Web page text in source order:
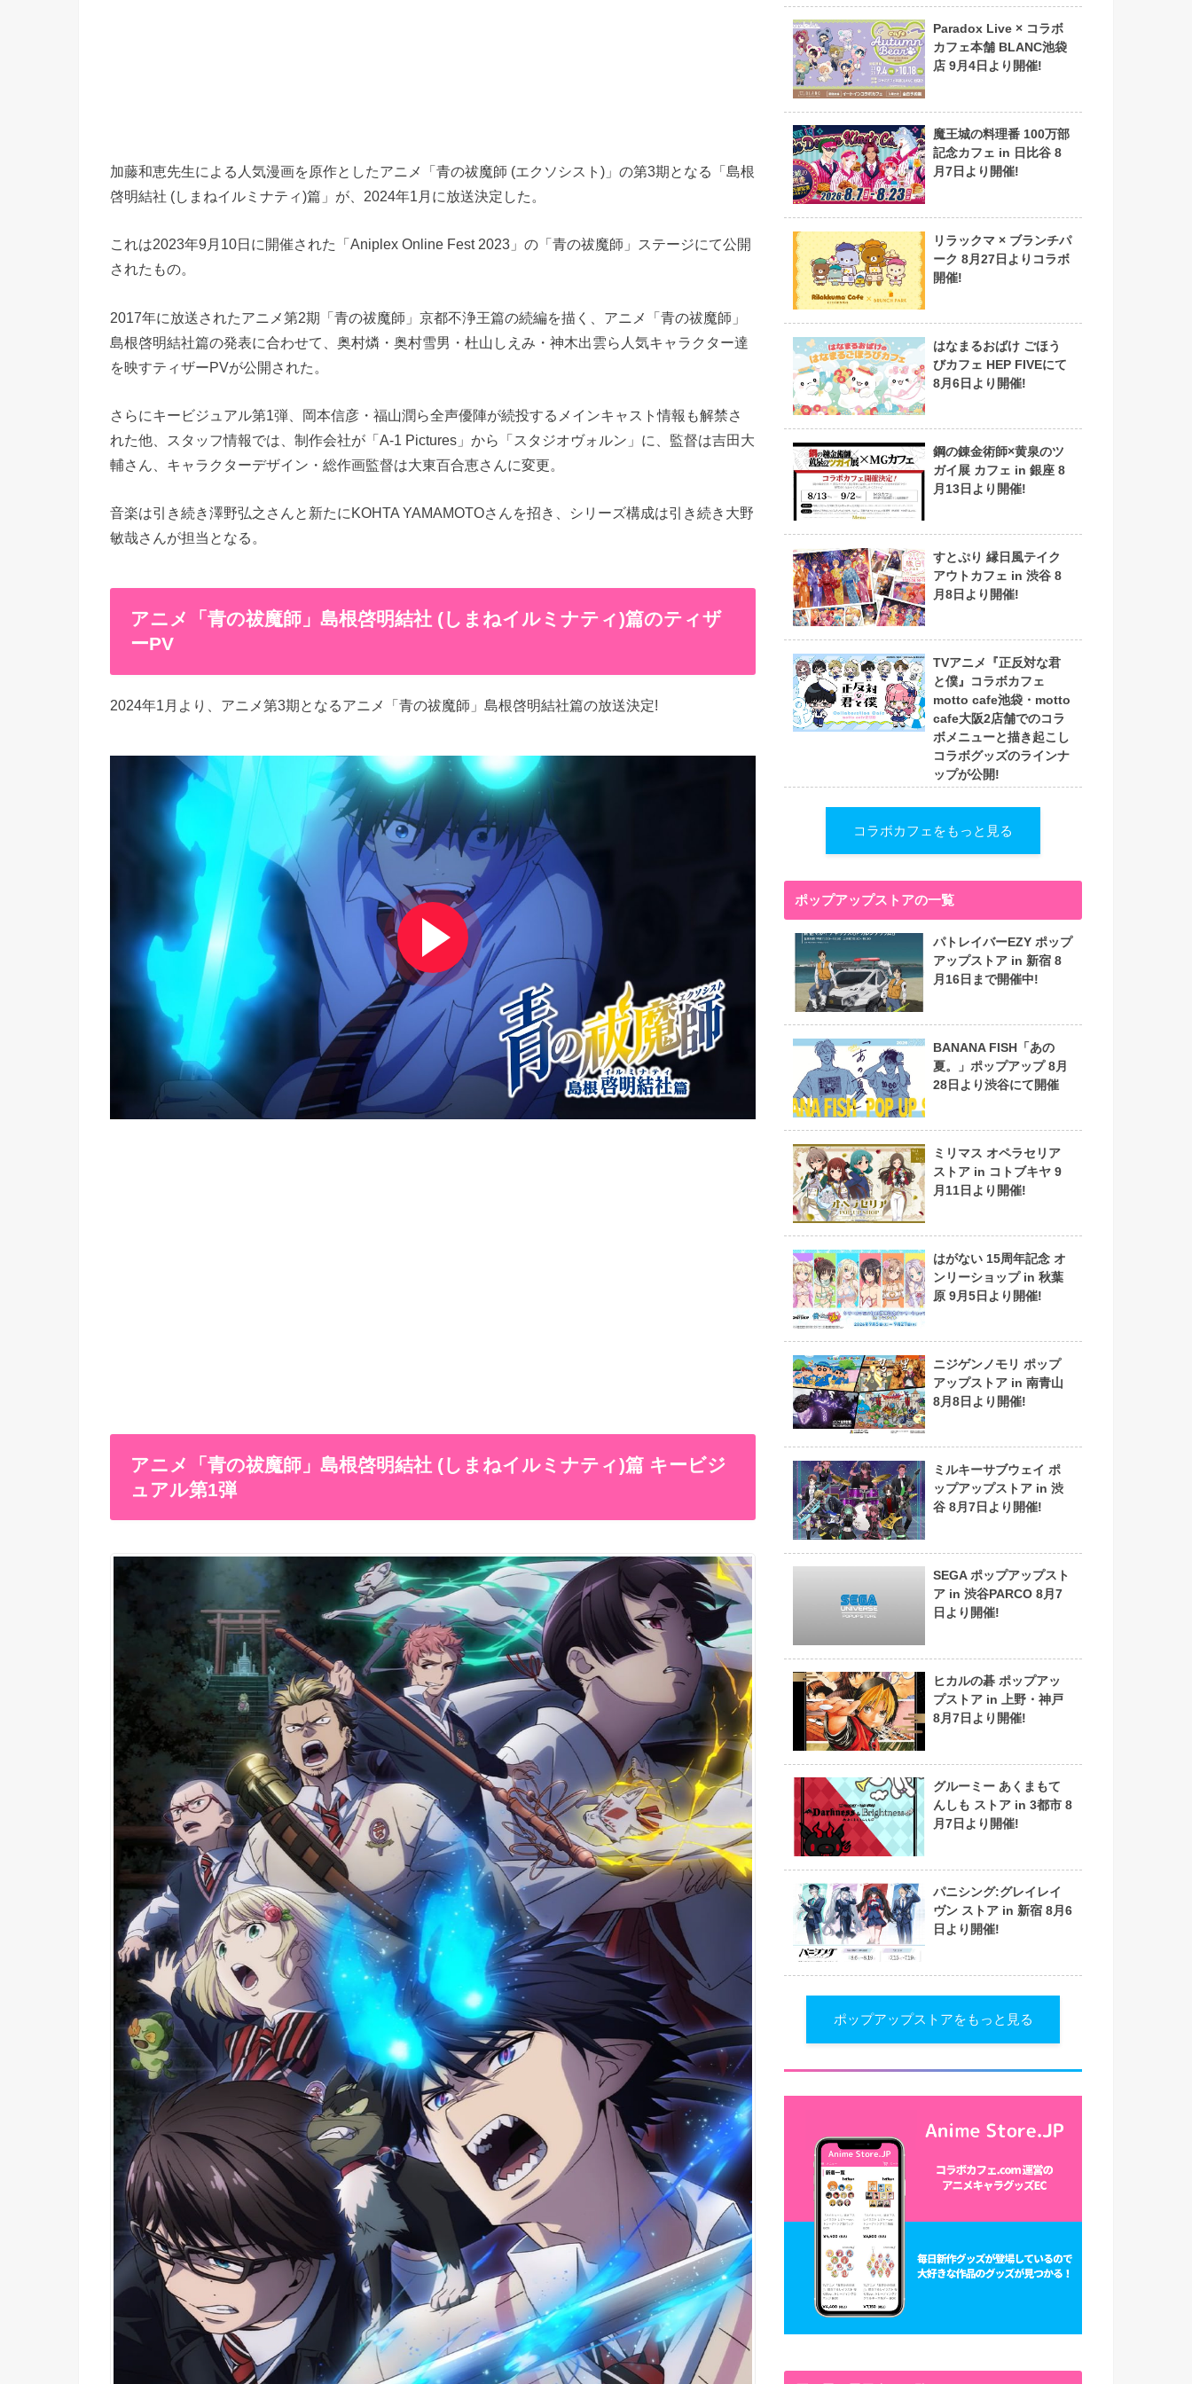
加藤和恵先生による人気漫画を原作としたアニメ「青の祓魔師 (エクソシスト)」の第3期となる「島根
啓明結社 (しまねイルミナティ)篇」が、2024年1月に放送決定した。
これは2023年9月10日に開催された「Aniplex Online Fest 2023」の「青の祓魔師」ステージにて公開
されたもの。
2017年に放送されたアニメ第2期「青の祓魔師」京都不浄王篇の続編を描く、アニメ「青の祓魔師」
島根啓明結社篇の発表に合わせて、奥村燐・奥村雪男・杜山しえみ・神木出雲ら人気キャラクター達
を映すティザーPVが公開された。
さらにキービジュアル第1弾、岡本信彦・福山潤ら全声優陣が続投するメインキャスト情報も解禁さ
れた他、スタッフ情報では、制作会社が「A-1 Pictures」から「スタジオヴォルン」に、監督は吉田大
輔さん、キャラクターデザイン・総作画監督は大東百合恵さんに変更。
音楽は引き続き澤野弘之さんと新たにKOHTA YAMAMOTOさんを招き、シリーズ構成は引き続き大野
敏哉さんが担当となる。
アニメ「青の祓魔師」島根啓明結社 (しまねイルミナティ)篇のティザ
ーPV
2024年1月より、アニメ第3期となるアニメ「青の祓魔師」島根啓明結社篇の放送決定!
アニメ「青の祓魔師」島根啓明結社 (しまねイルミナティ)篇 キービジ
ュアル第1弾
Paradox Live × コラボ
カフェ本舗 BLANC池袋
店 9月4日より開催!
魔王城の料理番 100万部
記念カフェ in 日比谷 8
月7日より開催!
リラックマ × ブランチパ
ーク 8月27日よりコラボ
開催!
はなまるおばけ ごほう
びカフェ HEP FIVEにて
8月6日より開催!
鋼の錬金術師×黄泉のツ
ガイ展 カフェ in 銀座 8
月13日より開催!
すとぷり 縁日風テイク
アウトカフェ in 渋谷 8
月8日より開催!
TVアニメ『正反対な君
と僕』コラボカフェ
motto cafe池袋・motto
cafe大阪2店舗でのコラ
ボメニューと描き起こし
コラボグッズのラインナ
ップが公開!
コラボカフェをもっと見る
ポップアップストアの一覧
パトレイバーEZY ポップ
アップストア in 新宿 8
月16日まで開催中!
BANANA FISH「あの
夏。」ポップアップ 8月
28日より渋谷にて開催
ミリマス オペラセリア
ストア in コトブキヤ 9
月11日より開催!
はがない 15周年記念 オ
ンリーショップ in 秋葉
原 9月5日より開催!
ニジゲンノモリ ポップ
アップストア in 南青山
8月8日より開催!
ミルキーサブウェイ ポ
ップアップストア in 渋
谷 8月7日より開催!
SEGA ポップアップスト
ア in 渋谷PARCO 8月7
日より開催!
ヒカルの碁 ポップアッ
プストア in 上野・神戸
8月7日より開催!
グルーミー あくまもて
んしも ストア in 3都市 8
月7日より開催!
パニシング:グレイレイ
ヴン ストア in 新宿 8月6
日より開催!
ポップアップストアをもっと見る